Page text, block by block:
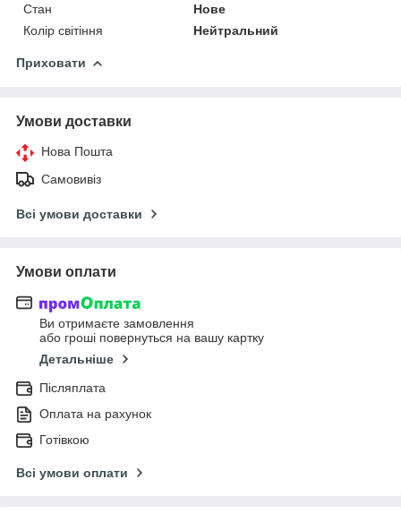
Стан
Нове
Колір світіння
Нейтральний
Приховати
Умови доставки
Нова Пошта
Самовивіз
Всі умови доставки
Умови оплати
Ви отримаєте замовлення
або гроші повернуться на вашу картку
Детальніше
Післяплата
Оплата на рахунок
Готівкою
Всі умови оплати